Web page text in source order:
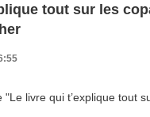
tout sur les